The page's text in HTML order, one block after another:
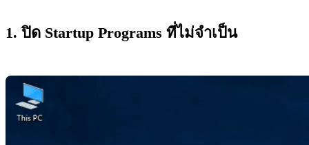
1. ปิด Startup Programs ที่ไม่จำเป็น